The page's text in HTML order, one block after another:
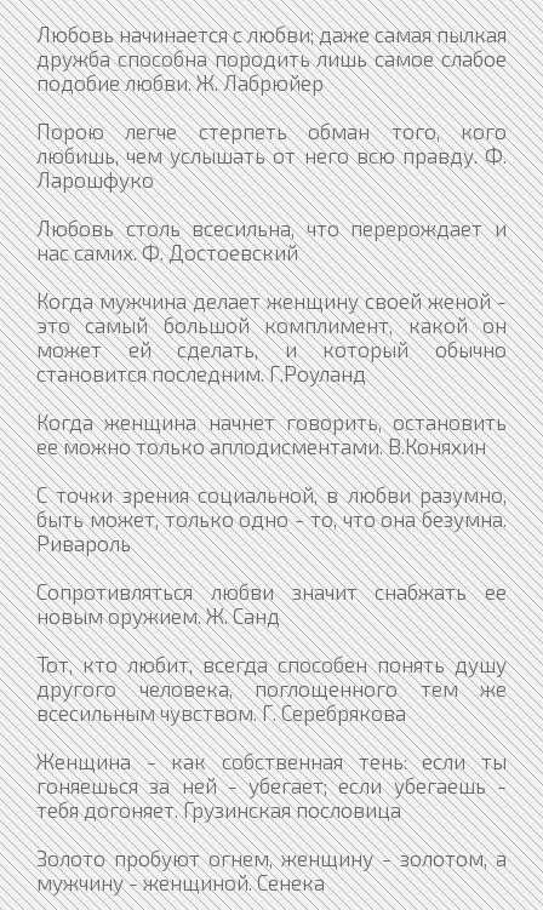
Любовь начинается с любви; даже самая пылкая
дружба способна породить лишь самое слабое
подобие любви. Ж. Лабрюйер
Порою легче стерпеть обман того, кого
любишь, чем услышать от него всю правду. Ф.
Ларошфуко
Любовь столь всесильна, что перерождает и
нас самих. Ф. Достоевский
Когда мужчина делает женщину своей женой -
это самый большой комплимент, какой он
может ей сделать, и который обычно
становится последним. Г.Роуланд
Когда женщина начнет говорить, остановить
ее можно только аплодисментами. В.Коняхин
С точки зрения социальной, в любви разумно,
быть может, только одно - то, что она безумна.
Ривароль
Сопротивляться любви значит снабжать ее
новым оружием. Ж. Санд
Тот, кто любит, всегда способен понять душу
другого человека, поглощенного тем же
всесильным чувством. Г. Серебрякова
Женщина - как собственная тень: если ты
гоняешься за ней - убегает; если убегаешь -
тебя догоняет. Грузинская пословица
Золото пробуют огнем, женщину - золотом, а
мужчину - женщиной. Сенека